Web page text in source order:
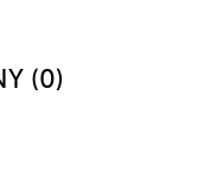
(0)